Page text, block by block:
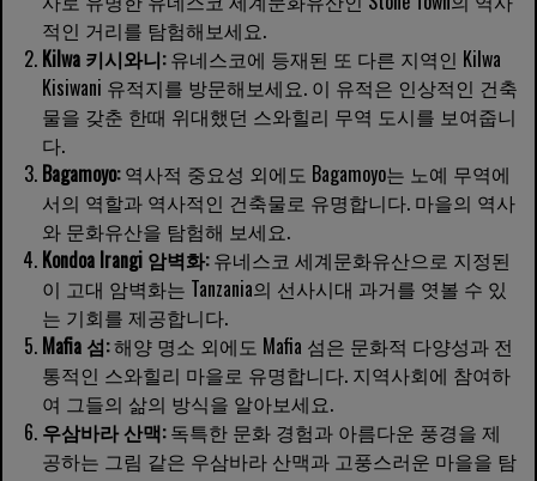
적인 거리를 탐험해보세요.
Kilwa 키시와니:유네스코에 등재된 또 다른 지역인 Kilwa
Kisiwani 유적지를 방문해보세요. 이 유적은 인상적인 건축
물을 갖춘 한때 위대했던 스와힐리 무역 도시를 보여줍니
다.
Bagamoyo:역사적 중요성 외에도 Bagamoyo는 노예 무역에
서의 역할과 역사적인 건축물로 유명합니다. 마을의 역사
와 문화유산을 탐험해 보세요.
Kondoa Irangi 암벽화:유네스코 세계문화유산으로 지정된
이 고대 암벽화는 Tanzania의 선사시대 과거를 엿볼 수 있
는 기회를 제공합니다.
Mafia 섬:해양 명소 외에도 Mafia 섬은 문화적 다양성과 전
통적인 스와힐리 마을로 유명합니다. 지역사회에 참여하
여 그들의 삶의 방식을 알아보세요.
우삼바라 산맥:독특한 문화 경험과 아름다운 풍경을 제
공하는 그림 같은 우삼바라 산맥과 고풍스러운 마을을 탐